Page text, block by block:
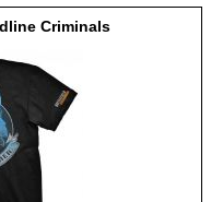
Criminals